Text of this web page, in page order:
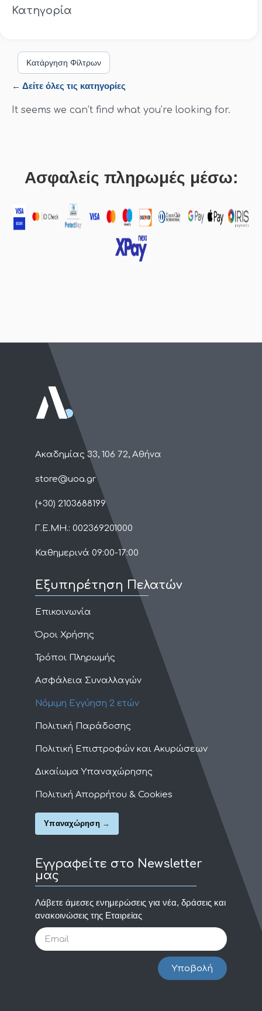
Κατηγορία
Κατάργηση Φίλτρων
← Δείτε όλες τις κατηγορίες
It seems we can’t find what you’re looking for.
Ασφαλείς πληρωμές μέσω:
Ακαδημίας 33, 106 72, Αθήνα
store@uoa.gr
(+30) 2103688199
Γ.Ε.ΜΗ.: 002369201000
Καθημερινά 09:00-17:00​
Εξυπηρέτηση Πελατών
Επικοινωνία
Όροι Χρήσης
Τρόποι Πληρωμής
Ασφάλεια Συναλλαγών
Νόμιμη Εγγύηση 2 ετών
Πολιτική Παράδοσης
Πολιτική Επιστροφών και Ακυρώσεων
Δικαίωμα Υπαναχώρησης
Πολιτική Απορρήτου & Cookies
Υπαναχώρηση
Εγγραφείτε στο Newsletter
μας
Λάβετε άμεσες ενημερώσεις για νέα, δράσεις και
ανακοινώσεις της Εταιρείας
Υποβολή